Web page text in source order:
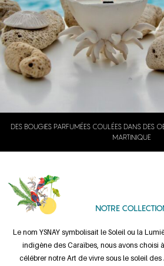
DES BOUGIES PARFUMÉES COULÉES DANS DES
MARTINIQUE
NOTRE
Le nom YSNAY symbolisait le Soleil ou la
indigène des Caraïbes, nous avons choisi
célébrer notre Art de vivre sous le soleil